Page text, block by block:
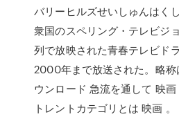
バリーヒルズせいしゅんはく
衆国のスペリング・テレビジ
列で放映された青春テレビド
2000年まで放送された。略
ウンロード 急流を通して 映
トレントカテゴリとは 映画 。